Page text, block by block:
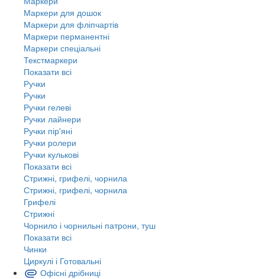
Маркери для дошок
Маркери для фліпчартів
Маркери перманентні
Маркери спеціальні
Текстмаркери
Показати всі
Ручки
Ручки
Ручки гелеві
Ручки лайнери
Ручки пір'яні
Ручки ролери
Ручки кулькові
Показати всі
Стрижні, грифелі, чорнила
Стрижні, грифелі, чорнила
Грифелі
Стрижні
Чорнило і чорнильні патрони, туш
Показати всі
Чинки
Циркулі і Готовальні
Офісні дрібниці